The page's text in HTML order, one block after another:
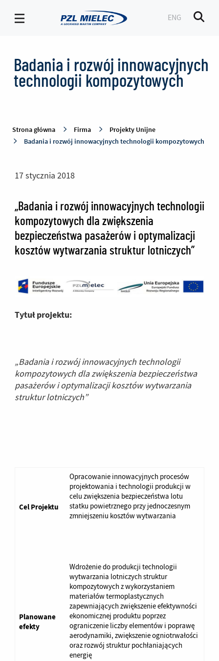
-
PZL
ENG
Badania i rozwój innowacyjnych
technologii kompozytowych
Strona główna Firma
Projekty Unijne
Badania i rozwój innowacyjnych technologii kompozytowych
17 stycznia 2018
„Badania i rozwój innowacyjnych technologii
kompozytowych dla zwiększenia
bezpieczeństwa pasażerów i optymalizacji
kosztów wytwarzania struktur lotniczych”
Tytuł projektu:
„Badania i rozwój innowacyjnych technologii
kompozytowych dla zwiększenia bezpieczeństwa
pasażerów i optymalizacji kosztów wytwarzania
struktur lotniczych”
Cel Projektu
Opracowanie innowacyjnych procesów
projektowania i technologii produkcji w
celu zwiększenia bezpieczeństwa lotu
statku powietrznego przy jednoczesnym
zmniejszeniu kosztów wytwarzania
Planowane
efekty
Wdrożenie do produkcji technologii
wytwarzania lotniczych struktur
kompozytowych z wykorzystaniem
materiałów termoplastycznych
zapewniających zwiększenie efektywności
ekonomicznej produktu poprzez
ograniczenie liczby elementów i poprawę
aerodynamiki, zwiększenie ogniotrwałości
oraz rozwój struktur pochłaniających
energię